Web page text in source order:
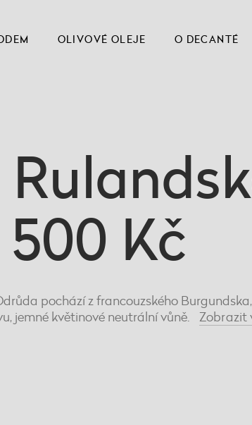
OLIVOVÉ OLEJE O DECANTÉ
500 Kč
pochází z francouzského
jemné květinové neutrální vůně. Zobrazit